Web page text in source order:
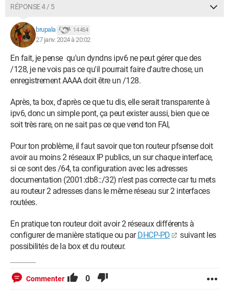
RÉPONSE 4 / 5
brupala 14 454
27 janv. 2024 à 20:02
En fait, je pense qu'un dyndns ipv6 ne peut gérer que des
/128, je ne vois pas ce qu'il pourrait faire d'autre chose, un
enregistrement AAAA doit être un /128.
Après, ta box, d'après ce que tu dis, elle serait transparente à
ipv6, donc un simple pont, ça peut exister aussi, bien que ce
soit très rare, on ne sait pas ce que vend ton FAI,
Pour ton problème, il faut savoir que ton routeur pfsense doit
avoir au moins 2 réseaux IP publics, un sur chaque interface,
si ce sont des /64, ta configuration avec les adresses
documentation (2001:db8::/32) n'est pas correcte car tu mets
au routeur 2 adresses dans le même réseau sur 2 interfaces
routées.
En pratique ton routeur doit avoir 2 réseaux différents à
configurer de manière statique ou parDHCP-PD
suivant les
possibilités de la box et du routeur.
Commenter 0